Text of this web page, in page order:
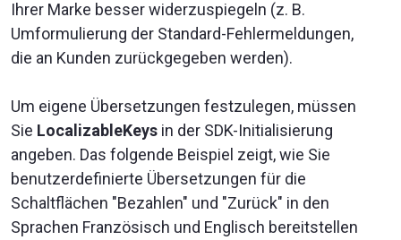
Ihrer Marke besser widerzuspiegeln (z. B.
Umformulierung der Standard-Fehlermeldungen,
die an Kunden zurückgegeben werden).
Um eigene Übersetzungen festzulegen, müssen
Sie LocalizableKeys in der SDK-Initialisierung
angeben. Das folgende Beispiel zeigt, wie Sie
benutzerdefinierte Übersetzungen für die
Schaltflächen "Bezahlen" und "Zurück" in den
Sprachen Französisch und Englisch bereitstellen